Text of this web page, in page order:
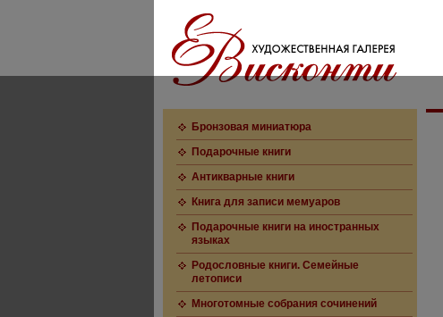
Бронзовая миниатюра
Подарочные книги
Антикварные книги
Книга для записи мемуаров
Подарочные книги на иностранных
языках
Родословные книги. Семейные
летописи
Многотомные собрания сочинений